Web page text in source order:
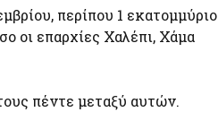
περίπου 1 εκατομμύριο
οι επαρχίες Χαλέπι, Χάμα
πέντε μεταξύ αυτών.